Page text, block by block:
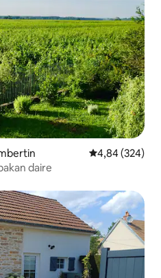
5 üzerinden
4,84 (324)
daire
arasında